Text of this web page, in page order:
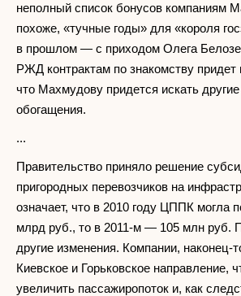
неполный список бонусов компаниям
похоже, «тучные годы» для «короля
в прошлом — с приходом Олега
РЖД контрактам по знакомству придет
что Махмудову придется искать
обогащения.
...
Правительство приняло решение
пригородных перевозчиков на
означает, что в 2010 году ЦППК могла
млрд руб., то в 2011-м — 105 млн руб.
другие изменения. Компании, наконец-
Киевское и Горьковское направление,
увеличить пассажиропоток и, как